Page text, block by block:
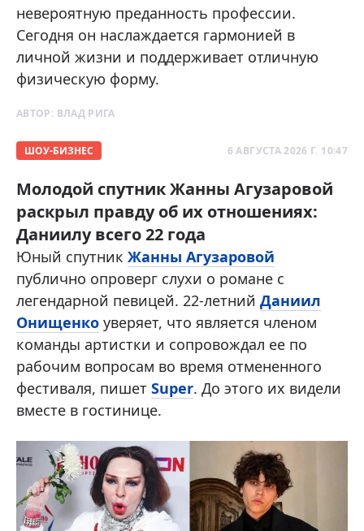
невероятную преданность профессии.
Сегодня он наслаждается гармонией в
личной жизни и поддерживает отличную
физическую форму.
АВТОР: ВЛАД РИГА
ШОУ-БИЗНЕС 6 АВГУСТА 2026 Г. 10:47
Молодой спутник Жанны Агузаровой
раскрыл правду об их отношениях:
Даниилу всего 22 года
Юный спутник Жанны Агузаровой
публично опроверг слухи о романе с
легендарной певицей. 22-летний Даниил
Онищенко уверяет, что является членом
команды артистки и сопровождал ее по
рабочим вопросам во время отмененного
фестиваля, пишет Super. До этого их видели
вместе в гостинице.